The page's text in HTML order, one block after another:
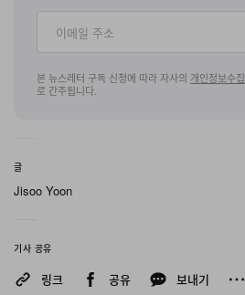
본 뉴스레터 구독 신청에 따라 자사의 개인정보수집
로 간주됩니다.
글
Jisoo Yoon
기사 공유
링크 공유 보내기